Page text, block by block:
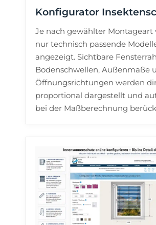
Konfigurator
Je nach gewählter Montageart
nur technisch passende
angezeigt. Sichtbare
Bodenschwellen, Außenmaße
Öffnungsrichtungen werden
proportional dargestellt und
bei der Maßberechnung